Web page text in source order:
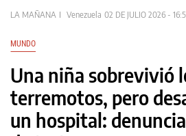
LA MAÑANA Venezuela 02 DE JULIO 2026 -
MUNDO
Una niña sobrevivió
terremotos, pero
un hospital: